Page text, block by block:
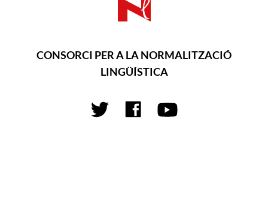
CONSORCI PER A LA NORMALITZACIÓ
LINGÜÍSTICA